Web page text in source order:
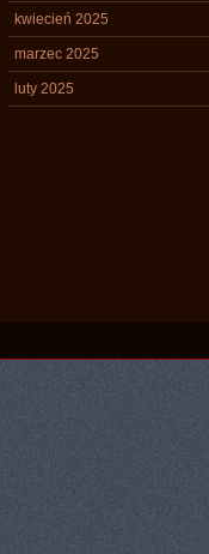
kwiecień 2025
marzec 2025
luty 2025